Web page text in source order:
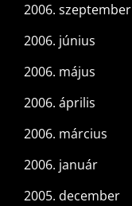
2006. szeptember
2006. június
2006. május
2006. április
2006. március
2006. január
2005. december